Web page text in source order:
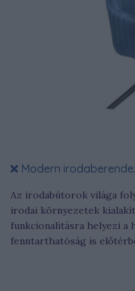
Modern
Az irodabútorok világa
irodai környezetek
funkcionalitásra helyezi a
fenntarthatóság is